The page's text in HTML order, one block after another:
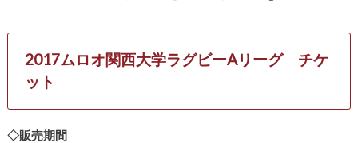
2017ムロオ関西大学ラグビーAリーグ チケ
ット
◇販売期間